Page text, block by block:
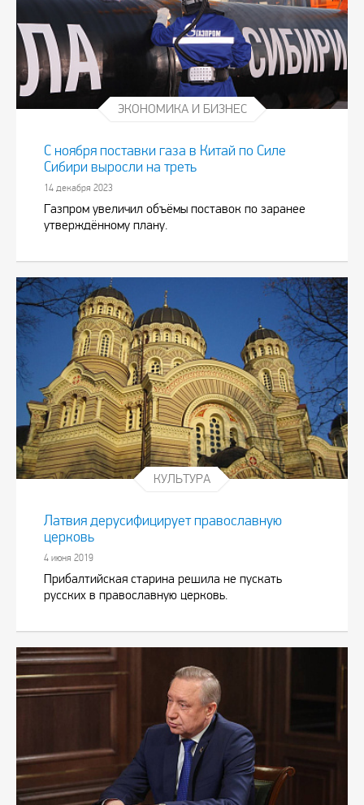
ЭКОНОМИКА И БИЗНЕС
С ноября поставки газа в Китай по Силе
Сибири выросли на треть
14 декабря 2023
Газпром увеличил объёмы поставок по заранее
утверждённому плану.
КУЛЬТУРА
Латвия дерусифицирует православную
церковь
4 июня 2019
Прибалтийская старина решила не пускать
русских в православную церковь.